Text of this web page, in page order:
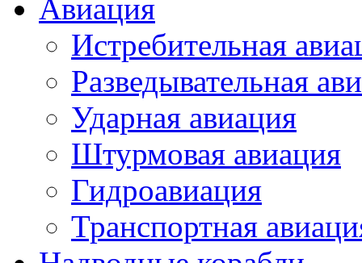
Авиация
Истребительная
Разведывательная
Ударная авиация
Штурмовая авиация
Гидроавиация
Транспортная